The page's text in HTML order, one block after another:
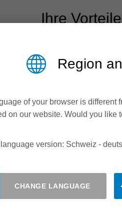
Ihre
Effizienz
Weniger
Region
of your browser is different
on our website. Would you like
version: Schweiz -
CHANGE LANGUAGE